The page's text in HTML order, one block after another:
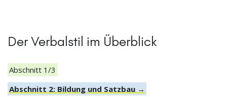
Der Verbalstil im Überblick
Abschnitt 1/3
Abschnitt 2: Bildung und Satzbau →